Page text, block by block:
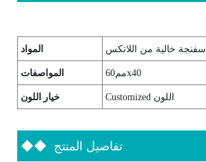
المواد إسفنجة خالية من اللاتكس
المواصفات مم60x40
خيار اللون Customized اللون
◆◆ تفاصيل المنتج